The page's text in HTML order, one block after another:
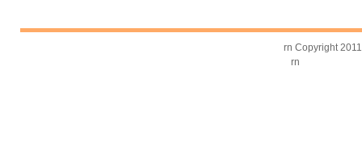
rn Copyright
rn